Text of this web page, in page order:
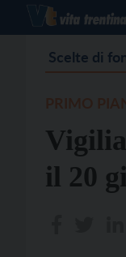
Scelte di
il 20